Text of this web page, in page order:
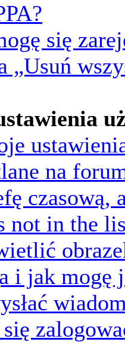
się
„Usuń
na
czasową,
not in the
i jak mogę